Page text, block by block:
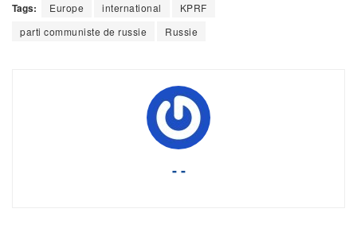
Tags: Europe international
KPRF
parti communiste de russie
Russie
- -